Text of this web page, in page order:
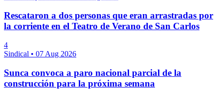
Rescataron a dos personas que eran arrastradas por
la corriente en el Teatro de Verano de San Carlos
4
Sindical • 07 Aug 2026
Sunca convoca a paro nacional parcial de la
construcción para la próxima semana